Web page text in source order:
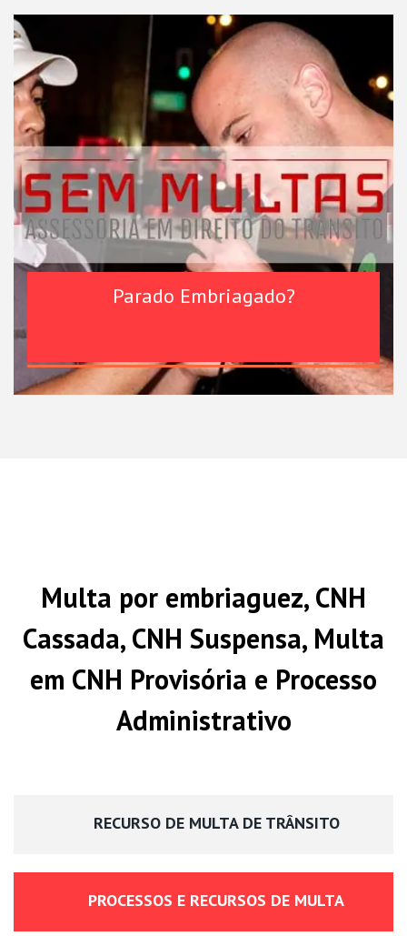
Parado Embriagado?
Multa por embriaguez, CNH
Cassada, CNH Suspensa, Multa
em CNH Provisória e Processo
Administrativo
RECURSO DE MULTA DE TRÂNSITO
PROCESSOS E RECURSOS DE MULTA